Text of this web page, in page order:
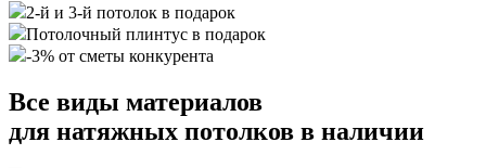
2-й и 3-й потолок в подарок
Потолочный плинтус в подарок
-3% от сметы конкурента
Все виды материалов
для натяжных потолков в наличии